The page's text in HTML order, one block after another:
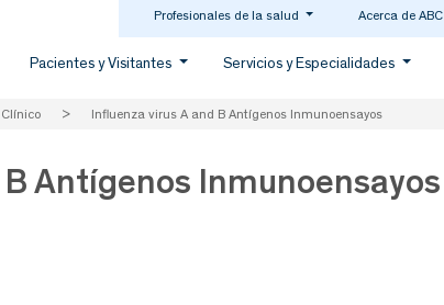
Profesionales de la salud Acerca de ABC
Pacientes y Visitantes Servicios y Especialidades
> Influenza virus A and B Antígenos Inmunoensayos
Antígenos Inmunoensayos